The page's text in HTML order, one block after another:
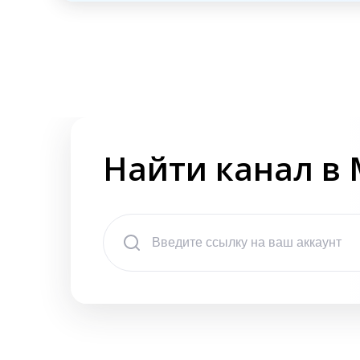
Найти канал в